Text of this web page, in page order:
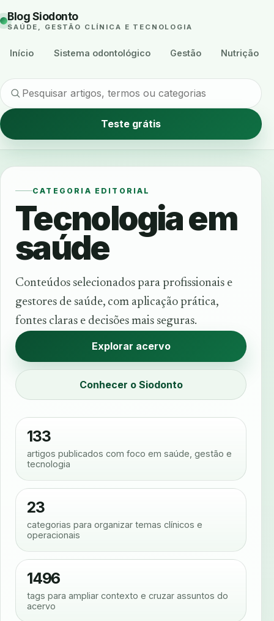
Blog Siodonto
SAÚDE, GESTÃO CLÍNICA E TECNOLOGIA
Início Sistema odontológico Gestão Nutrição
Teste grátis
CATEGORIA EDITORIAL
Tecnologia em
saúde
Conteúdos selecionados para profissionais e
gestores de saúde, com aplicação prática,
fontes claras e decisões mais seguras.
Explorar acervo
Conhecer o Siodonto
133
artigos publicados com foco em saúde, gestão e
tecnologia
23
categorias para organizar temas clínicos e
operacionais
1496
tags para ampliar contexto e cruzar assuntos do
acervo